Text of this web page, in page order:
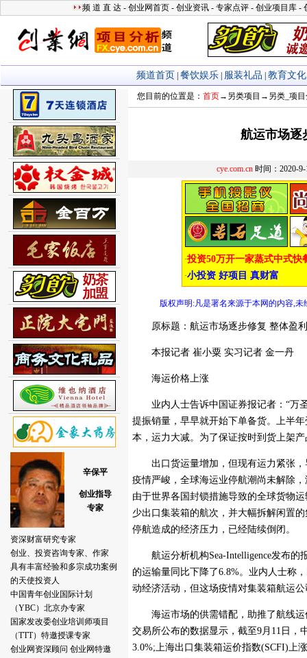
您目前的位置是： 首页→ 另类项目 → 另类_项
航运市场逐
cye.com.cn 时间：2020-
版权声明:凡是署名来源于本网的内容,未
原标题：航运市场逐步修复 整体盈
本报记者 崔小粟 实习记者 金一丹
海运价格上涨
业内人士告诉中国证券报记者：“万圣
提振销量，早早就开始下单备货。上半
本，运力大减。为了保证按时到货上架
出口货运量增加，但现有运力紧张，
疫情严峻，全球海运业停航潮尚未解除
由于世界各国封锁措施导致的全球货物
少出口集装箱的航次，并大幅拆解闲置
停航造成的经济压力，已经陆续倒闭。
航运分析机构Sea-Intelligence发布的
的运输量同比下降了6.8%。业内人士称
动经济活动，但这场疫情对集装箱航运
海运市场的供需错配，助推了航线运
交易所公布的数据显示，截至9月11日，
3.0%;上海出口集装箱运价指数(SCFI)上